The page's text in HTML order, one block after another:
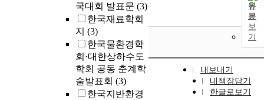
국대회 발표문 (3)
한국재료학회
지 (3)
한국물환경학
회·대한상하수도
학회 공동 춘계학
술발표회 (3)
한국지반환경
signals, the
length of the
adaptive filter
extended. As a
result, the
complexity of
원
문
보
기
내보내기
내책장담기
한글로보기